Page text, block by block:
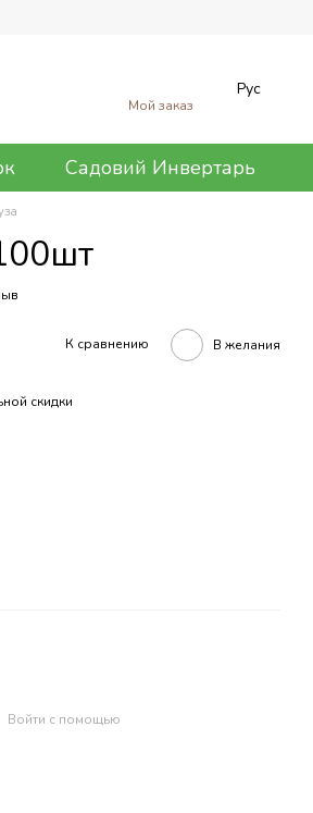
Мой заказ
Рус
Садовий Инвертарь
К сравнению В желания
скидки
Войти с помощью